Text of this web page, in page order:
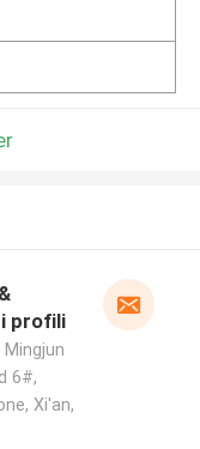
profili
6#,
Xi'an,